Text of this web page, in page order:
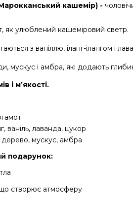
кашемір) -
як улюблений кашеміровий светр.
з ваніллю, іланг-ілангом і
мускус і амбра, які додають
і мʼякості.
ваніль, лаванда, цукор
мускус, амбра
подарунок:
створює атмосферу